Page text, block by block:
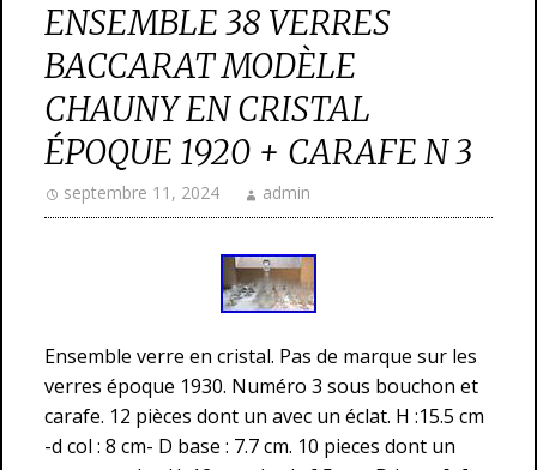
ENSEMBLE 38 VERRES
BACCARAT MODÈLE
CHAUNY EN CRISTAL
ÉPOQUE 1920 + CARAFE N 3
septembre 11, 2024 admin
Ensemble verre en cristal. Pas de marque sur les
verres époque 1930. Numéro 3 sous bouchon et
carafe. 12 pièces dont un avec un éclat. H :15.5 cm
-d col : 8 cm- D base : 7.7 cm. 10 pieces dont un